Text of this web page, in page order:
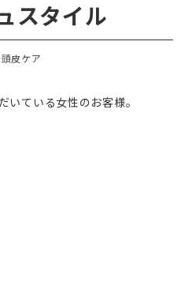
スタイル
頭皮ケア
いている女性のお客様。